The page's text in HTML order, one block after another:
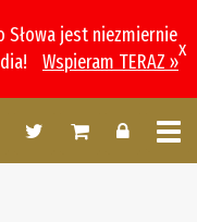
jest niezmiernie
Wspieram TERAZ »
x